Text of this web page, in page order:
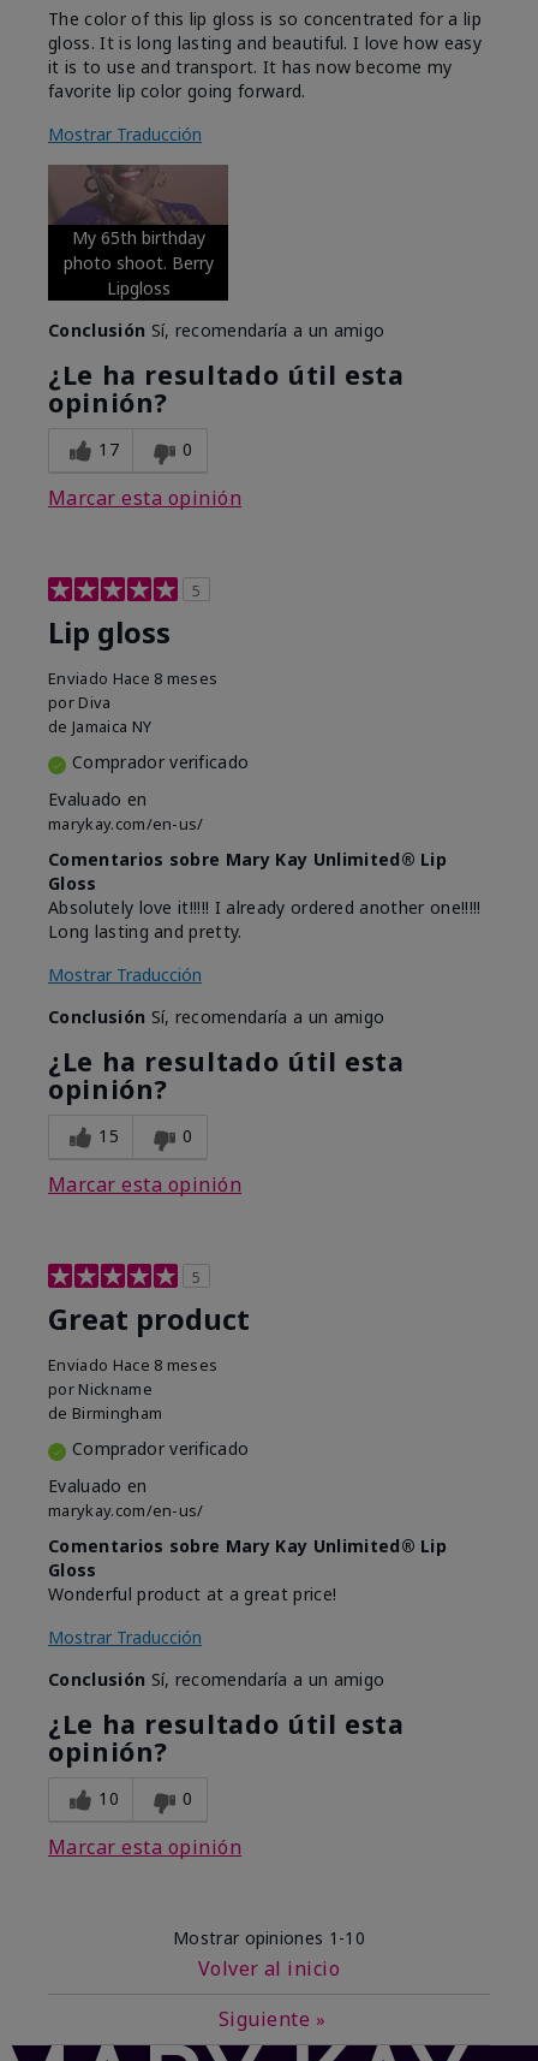
The color of this lip gloss is so concentrated for a lip
gloss. It is long lasting and beautiful. I love how easy
it is to use and transport. It has now become my
favorite lip color going forward.
Mostrar Traducción
My 65th birthday
photo shoot. Berry
Lipgloss
Conclusión Sí, recomendaría a un amigo
¿Le ha resultado útil esta
opinión?
17 0
Marcar esta opinión
5
Lip gloss
Enviado Hace 8 meses
por Diva
de Jamaica NY
Comprador verificado
Evaluado en
marykay.com/en-us/
Comentarios sobre Mary Kay Unlimited® Lip
Gloss
Absolutely love it!!!!! I already ordered another one!!!!!
Long lasting and pretty.
Mostrar Traducción
Conclusión Sí, recomendaría a un amigo
¿Le ha resultado útil esta
opinión?
15 0
Marcar esta opinión
5
Great product
Enviado Hace 8 meses
por Nickname
de Birmingham
Comprador verificado
Evaluado en
marykay.com/en-us/
Comentarios sobre Mary Kay Unlimited® Lip
Gloss
Wonderful product at a great price!
Mostrar Traducción
Conclusión Sí, recomendaría a un amigo
¿Le ha resultado útil esta
opinión?
10 0
Marcar esta opinión
Mostrar opiniones 1-10
Volver al inicio
Siguiente »